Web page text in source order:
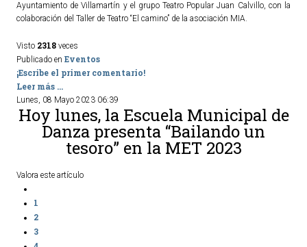
Ayuntamiento de Villamartín y el grupo Teatro Popular Juan Calvillo, con la
colaboración del Taller de Teatro “El camino” de la asociación MIA.
Visto 2318 veces
Publicado en Eventos
¡Escribe el primer comentario!
Leer más ...
Lunes, 08 Mayo 2023 06:39
Hoy lunes, la Escuela Municipal de
Danza presenta “Bailando un
tesoro” en la MET 2023
Valora este artículo
1
2
3